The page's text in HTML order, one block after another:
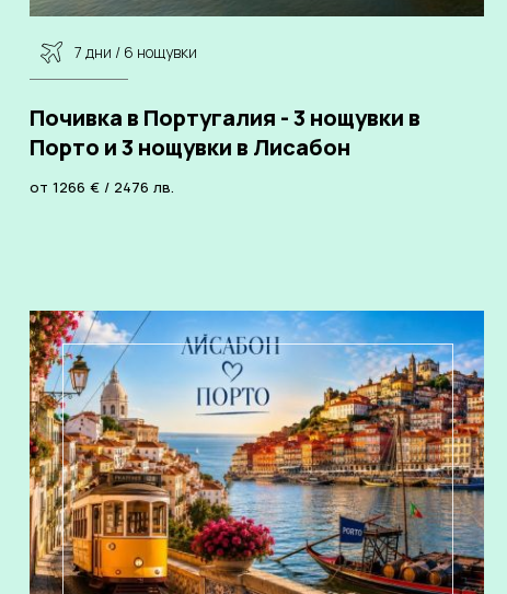
7 дни / 6 нощувки
Почивка в Португалия - 3 нощувки в
Порто и 3 нощувки в Лисабон
от 1266 € / 2476 лв.